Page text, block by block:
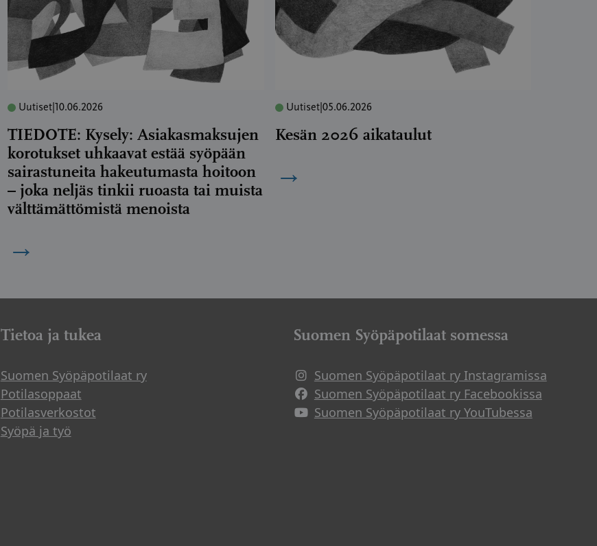
Uutiset 10.06.2026
TIEDOTE: Kysely: Asiakasmaksujen
korotukset uhkaavat estää syöpään
sairastuneita hakeutumasta hoitoon
– joka neljäs tinkii ruoasta tai muista
välttämättömistä menoista
→
Uutiset| 05.06.2026
Kesän 2026 aikataulut
→
Tietoa ja tukea
Suomen Syöpäpotilaat ry
Potilasoppaat
Potilasverkostot
Syöpä ja työ
Suomen Syöpäpotilaat somessa
Suomen Syöpäpotilaat ry Instagramissa
Suomen Syöpäpotilaat ry Facebookissa
Suomen Syöpäpotilaat ry YouTubessa